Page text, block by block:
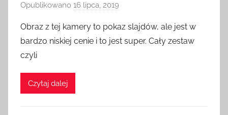
Opublikowano 16 lipca, 2019
z
e
Obraz z tej kamery to pokaz slajdów, ale jest w
bardzo niskiej cenie i to jest super. Cały zestaw
czyli
Czytaj dalej